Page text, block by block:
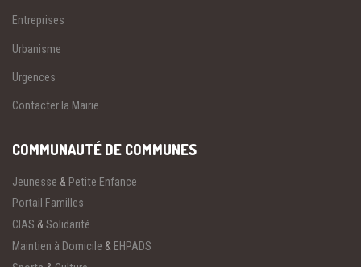
Entreprises
Urbanisme
Urgences
Contacter la Mairie
COMMUNAUTÉ DE COMMUNES
Jeunesse & Petite Enfance
Portail Familles
CIAS &Solidarité
Maintien à Domicile & EHPADS